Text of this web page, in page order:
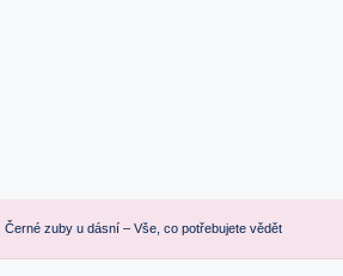
Černé zuby u dásní – Vše, co potřebujete vědět